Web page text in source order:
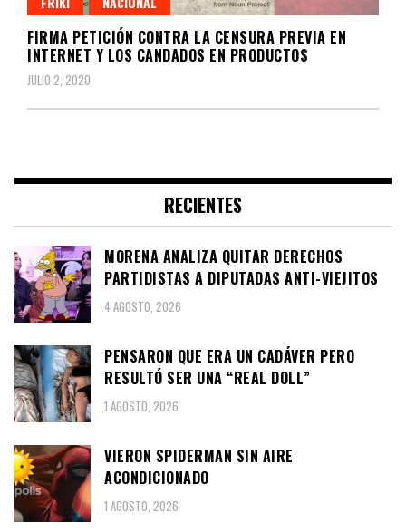
FIRMA PETICIÓN CONTRA LA CENSURA PREVIA EN
INTERNET Y LOS CANDADOS EN PRODUCTOS
JULIO 2, 2020
RECIENTES
MORENA ANALIZA QUITAR DERECHOS
PARTIDISTAS A DIPUTADAS ANTI-VIEJITOS
4 AGOSTO, 2026
PENSARON QUE ERA UN CADÁVER PERO
RESULTÓ SER UNA “REAL DOLL”
1 AGOSTO, 2026
VIERON SPIDERMAN SIN AIRE
ACONDICIONADO
1 AGOSTO, 2026